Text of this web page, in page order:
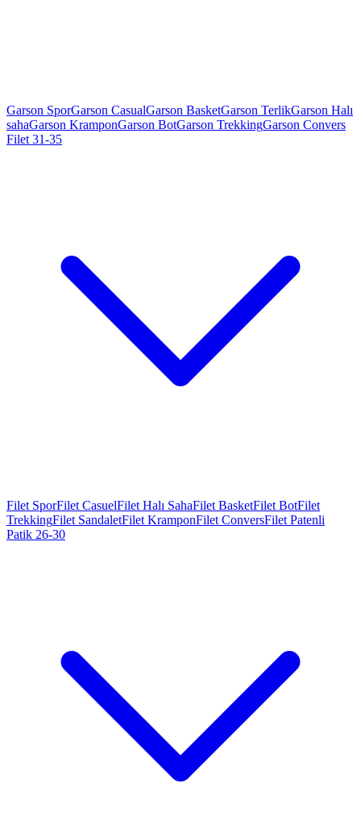
Garson SporGarson CasualGarson BasketGarson TerlikGarson Halı
sahaGarson KramponGarson BotGarson TrekkingGarson Convers
Filet 31-35
Filet SporFilet CasuelFilet Halı SahaFilet BasketFilet BotFilet
TrekkingFilet SandaletFilet KramponFilet ConversFilet Patenli
Patik 26-30